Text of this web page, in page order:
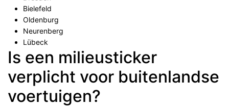
Bielefeld
Oldenburg
Neurenberg
Lübeck
Is een milieusticker
verplicht voor buitenlandse
voertuigen?